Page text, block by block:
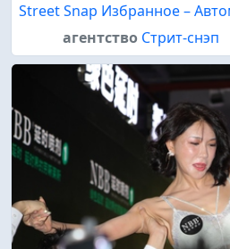
Street Snap Избранное –
агентство Стрит-снэп